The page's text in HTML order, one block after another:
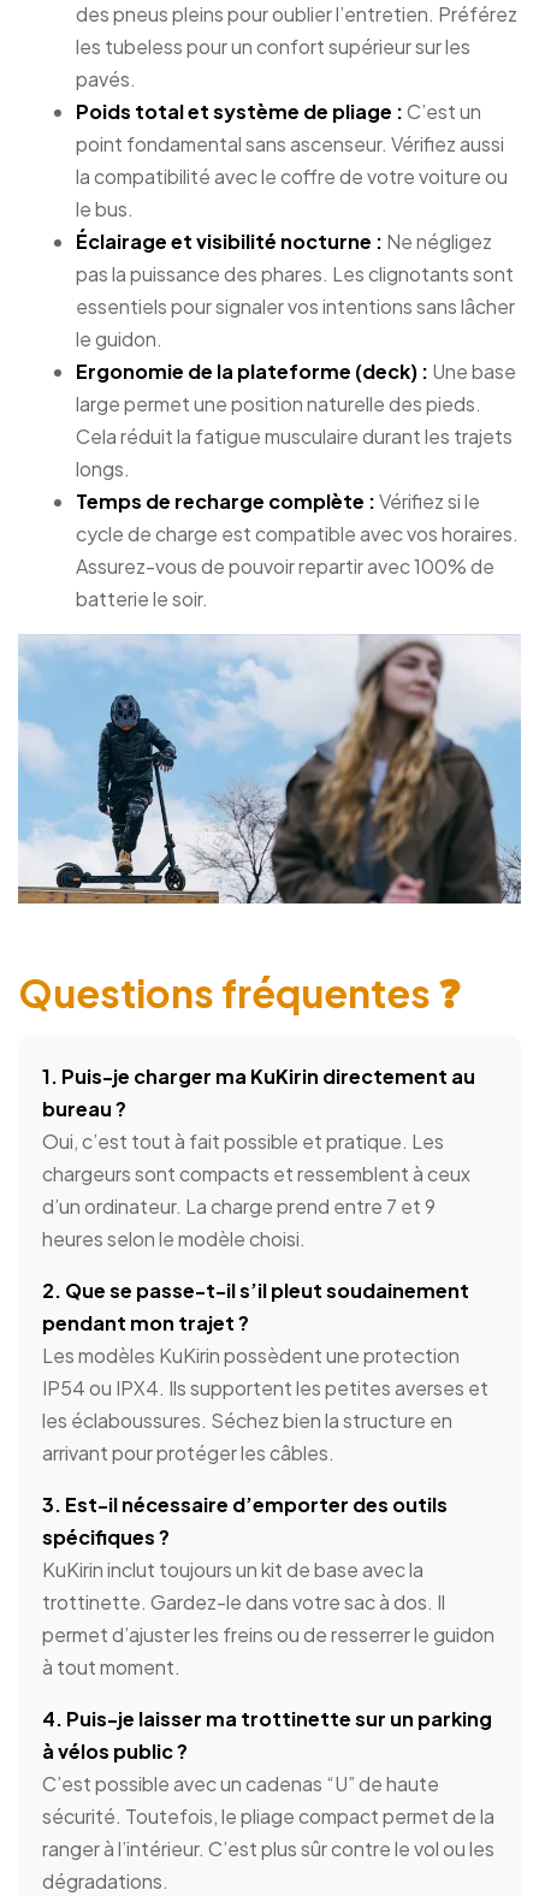
des pneus pleins pour oublier l’entretien. Préférez
les tubeless pour un confort supérieur sur les
pavés.
Poids total et système de pliage :C’est un
point fondamental sans ascenseur. Vérifiez aussi
la compatibilité avec le coffre de votre voiture ou
le bus.
Éclairage et visibilité nocturne : Ne négligez
pas la puissance des phares. Les clignotants sont
essentiels pour signaler vos intentions sans lâcher
le guidon.
Ergonomie de la plateforme (deck) : Une base
large permet une position naturelle des pieds.
Cela réduit la fatigue musculaire durant les trajets
longs.
Temps de recharge complète :Vérifiez si le
cycle de charge est compatible avec vos horaires.
Assurez-vous de pouvoir repartir avec 100% de
batterie le soir.
Questions fréquentes ❓
1. Puis-je charger ma KuKirin directement au
bureau ?
Oui, c’est tout à fait possible et pratique. Les
chargeurs sont compacts et ressemblent à ceux
d’un ordinateur. La charge prend entre 7 et 9
heures selon le modèle choisi.
2. Que se passe-t-il s’il pleut soudainement
pendant mon trajet ?
Les modèles KuKirin possèdent une protection
IP54 ou IPX4. Ils supportent les petites averses et
les éclaboussures. Séchez bien la structure en
arrivant pour protéger les câbles.
3. Est-il nécessaire d’emporter des outils
spécifiques ?
KuKirin inclut toujours un kit de base avec la
trottinette. Gardez-le dans votre sac à dos. Il
permet d’ajuster les freins ou de resserrer le guidon
à tout moment.
4. Puis-je laisser ma trottinette sur un parking
à vélos public ?
C’est possible avec un cadenas “U” de haute
sécurité. Toutefois, le pliage compact permet de la
ranger à l’intérieur. C’est plus sûr contre le vol ou les
dégradations.